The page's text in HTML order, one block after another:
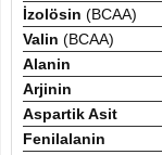
İzolösin (BCAA)
Valin (BCAA)
Alanin
Arjinin
Aspartik Asit
Fenilalanin